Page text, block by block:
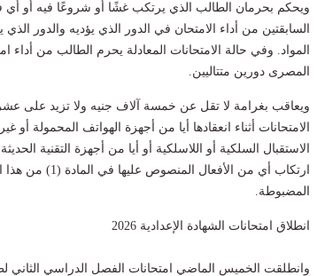
ويحكم بحرمان الطالب الذي يرتكب غشًا أو شروعًا فيه أو أي
السابقتين من أداء الامتحان في الدور الذي يؤديه والدور
المواد. وفي حالة الامتحانات المعادلة يحرم الطالب من أداء
المصرى دورين متتاليين.
ويعاقب بغرامة لا تقل عن خمسة آلاف جنيه ولا تزيد على
الامتحانات أثناء انعقادها أيا من أجهزة الهواتف المحمولة أو
الاستقبال السلكية أو اللاسلكية أو أيا من أجهزة التقنية
ارتكاب أي من
المضبوطة.
انطلاق امتحانات الشهادة الإعدادية 2026
وانطلقت الخميس الماضي امتحانات الفصل الدراسي الثاني